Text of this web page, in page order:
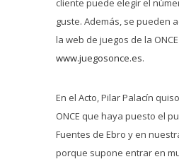
cliente puede elegir el
guste. Además, se pueden
la web de juegos de la ONCE
www.juegosonce.es.
En el Acto, Pilar Palacín
ONCE que haya puesto el
Fuentes de Ebro y en
porque supone entrar en